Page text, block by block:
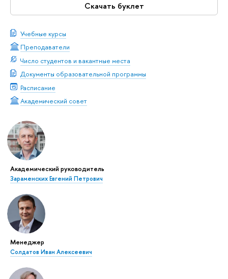
Скачать буклет
Учебные курсы
Преподаватели
Число студентов и вакантные места
Документы образовательной программы
Расписание
Академический совет
Академический руководитель
Зараменских Евгений Петрович
Менеджер
Солдатов Иван Алексеевич